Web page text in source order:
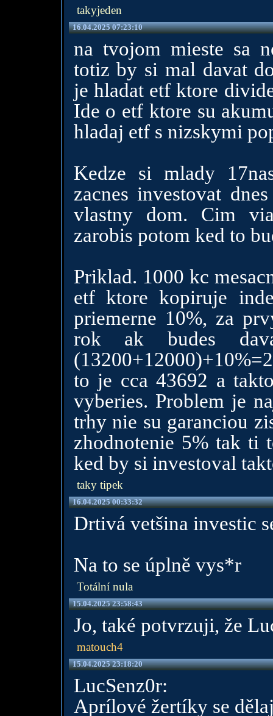
takyjeden
16.04.2025 07:23:10
na tvojom mieste sa
totiz by si mal davat
je hladat etf ktore
Ide o etf ktore su
hladaj etf s nizskymi
Kedze si mlady
zacnes investovat
vlastny dom. Cim
zarobis potom ked to
Priklad. 1000 kc
etf ktore kopiruje
priemerne 10%, za
rok ak budes
to je cca 43692 a
vyberies. Problem je
trhy nie su garanciou
zhodnotenie 5% tak ti
ked by si investoval
taky tipek
16.04.2025 00:33:32
Drtivá vetšina investic
Na to se úplně vys*r
Totální nula
15.04.2025 23:58:43
Jo, také potvrzuji, že
matouch4
15.04.2025 23:18:20
LucSenz0r:
Aprílové žertíky se